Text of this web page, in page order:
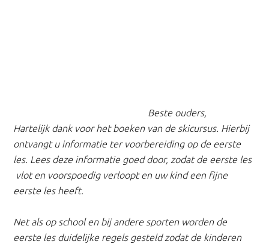
Beste ouders,
Hartelijk dank voor het boeken van de skicursus. Hierbij
ontvangt u informatie ter voorbereiding op de eerste
les. Lees deze informatie goed door, zodat de eerste les
vlot en voorspoedig verloopt en uw kind een fijne
eerste les heeft.
Net als op school en bij andere sporten worden de
eerste les duidelijke regels gesteld zodat de kinderen